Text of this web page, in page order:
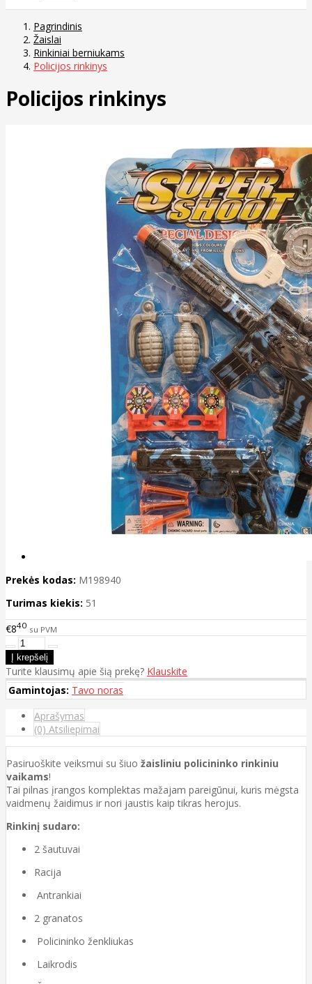
Pagrindinis
Žaislai
Rinkiniai berniukams
Policijos rinkinys
Policijos rinkinys
Prekės kodas: M198940
Turimas kiekis: 51
€840 su PVM
Turite klausimų apie šią prekę? Klauskite
Gamintojas: Tavo noras
Aprašymas
(0) Atsiliepimai
Pasiruoškite veiksmui su šiuo žaisliniu policininko rinkiniu
vaikams!
Tai pilnas įrangos komplektas mažajam pareigūnui, kuris mėgsta
vaidmenų žaidimus ir nori jaustis kaip tikras herojus.
Rinkinį sudaro:
2 šautuvai
Racija
Antrankiai
2 granatos
Policininko ženkliukas
Laikrodis